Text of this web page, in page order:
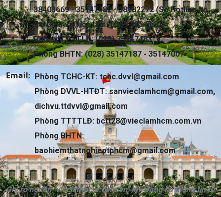
38403669 - 35147482 - 38982272 (Số Hotline hỗ
trợ Dịch vụ việc làm: 0339 163 968)
Phòng TTTTLĐ: (028) 35147483
Phòng BHTN: (028) 35147187 - 35147007
Email: Phòng TCHC-KT: tchc.dvvl@gmail.com
Phòng DVVL-HTĐT:sanvieclamhcm@gmail.com,
dichvu.ttdvvl@gmail.com
Phòng TTTTLĐ: bctt28@vieclamhcm.com.vn
Phòng BHTN:
baohiemthatnghieptphcm@gmail.com
Ghi rõ nguồn "vieclamhcm.com.vn" khi đăng lại thông tin từ